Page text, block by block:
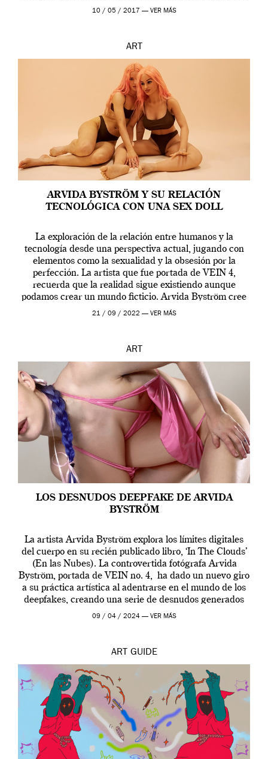
en una de las actuaciones más relevantes […]
10 / 05 / 2017 — VER MÁS
ART
ARVIDA BYSTRÖM Y SU RELACIÓN
TECNOLÓGICA CON UNA SEX DOLL
La exploración de la relación entre humanos y la
tecnología desde una perspectiva actual, jugando con
elementos como la sexualidad y la obsesión por la
perfección. La artista que fue portada de VEIN 4,
recuerda que la realidad sigue existiendo aunque
podamos crear un mundo ficticio. Arvida Byström cree
que los humanos tienen un complejo […]
21 / 09 / 2022 — VER MÁS
ART
LOS DESNUDOS DEEPFAKE DE ARVIDA
BYSTRÖM
La artista Arvida Byström explora los límites digitales
del cuerpo en su recién publicado libro, ‘In The Clouds’
(En las Nubes). La controvertida fotógrafa Arvida
Byström, portada de VEIN no. 4, ha dado un nuevo giro
a su práctica artística al adentrarse en el mundo de los
deepfakes, creando una serie de desnudos generados
por […]
09 / 04 / 2024 — VER MÁS
ART GUIDE